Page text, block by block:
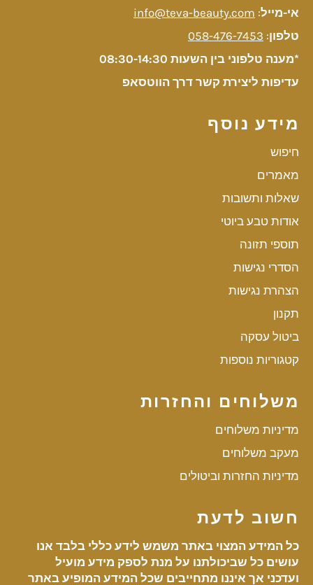
אי-מייל:
info@teva-beauty.com
טלפון:
058-476-7453
*מענה טלפוני בין השעות 08:30-14:30
עדיפות ליצירת קשר דרך הווטסאפ
מידע נוסף
חיפוש
מאמרים
שאלות ותשובות
אודות טבע ביוטי
תוספי תזונה
הסדרי נגישות
הצהרת נגישות
תקנון
ביטול עסקה
קטגוריות נוספות
משלוחים והחזרות
מדיניות משלוחים
מעקב משלוחים
מדיניות החזרות וביטולים
חשוב לדעת
כל המידע המצוי באתר משמש לידע כללי בלבד אנו
עושים כל שביכולתנו על מנת לספק מידע מועיל
ועדכני אך איננו מתחייבים שכל המידע המופיע באתר